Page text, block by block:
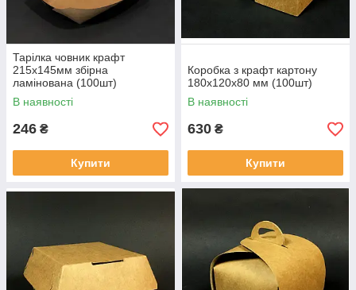
Тарілка човник крафт
215х145мм збірна
ламінована (100шт)
В наявності
246 ₴
Купити
Коробка з крафт картону
180х120х80 мм (100шт)
В наявності
630 ₴
Купити